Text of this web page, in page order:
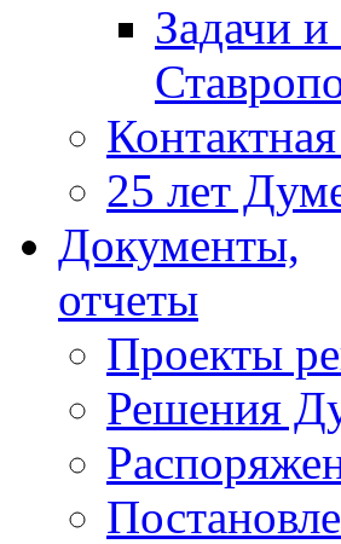
Задачи
25 лет
Документы,
отчеты
Проекты
Решения